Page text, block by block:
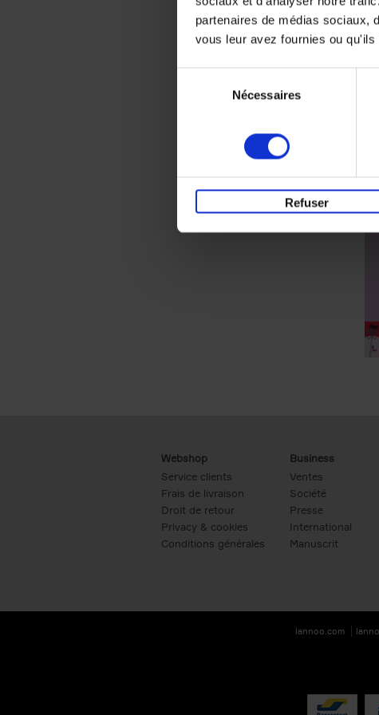
partenaires de médias sociaux,
vous leur avez fournies ou
Nécessaires
Refuser
Webshop
Service clients
Frais de livraison
Droit de retour
Privacy & cookies
Conditions générales
Business
Ventes
Société
Presse
International
Manuscrit
lannoo.com